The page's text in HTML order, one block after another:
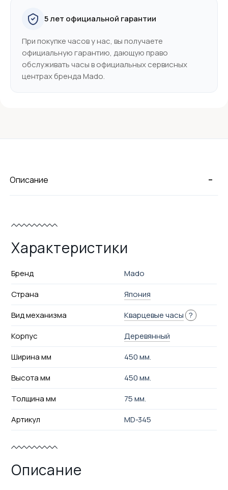
5 лет официальной гарантии
При покупке часов у нас, вы получаете
официальную гарантию, дающую право
обслуживать часы в официальных сервисных
центрах бренда Mado.
-
Описание
Характеристики
Бренд
Mado
Страна
Япония
Вид механизма
Кварцевые часы ?
Корпус
Деревянный
Ширина мм
450 мм.
Высота мм
450 мм.
Толщина мм
75 мм.
Артикул
MD-345
Описание